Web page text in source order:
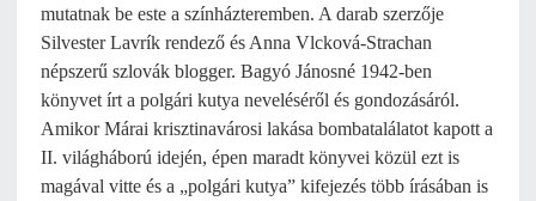
mutatnak be este a színházteremben. A darab szerzője
Silvester Lavrík rendező és Anna Vlcková-Strachan
népszerű szlovák blogger. Bagyó Jánosné 1942-ben
könyvet írt a polgári kutya neveléséről és gondozásáról.
Amikor Márai krisztinavárosi lakása bombatalálatot kapott a
II. világháború idején, épen maradt könyvei közül ezt is
magával vitte és a „polgári kutya” kifejezés több írásában is